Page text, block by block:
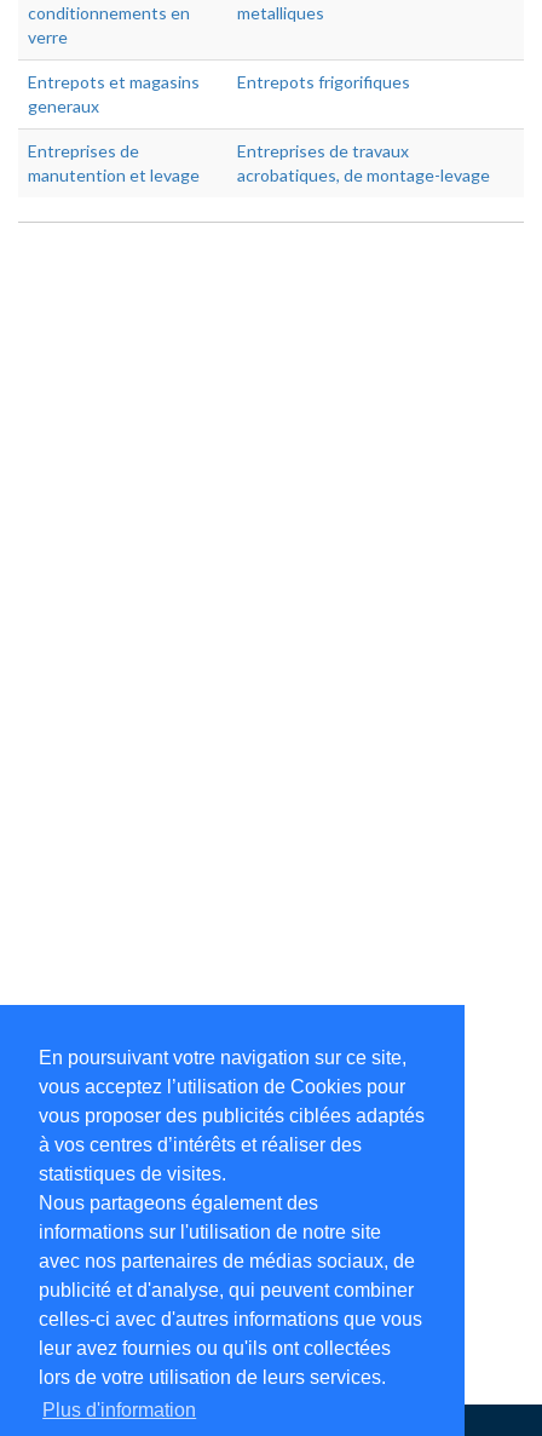
En poursuivant votre navigation sur ce site,
vous acceptez l’utilisation de Cookies pour
vous proposer des publicités ciblées adaptés
à vos centres d’intérêts et réaliser des
statistiques de visites.
Nous partageons également des
informations sur l'utilisation de notre site
avec nos partenaires de médias sociaux, de
publicité et d'analyse, qui peuvent combiner
celles-ci avec d'autres informations que vous
leur avez fournies ou qu'ils ont collectées
lors de votre utilisation de leurs services.
Plus d'information
conditionnements en
verre
metalliques
Entrepots et magasins
generaux
Entrepots frigorifiques
Entreprises de
manutention et levage
Entreprises de travaux
acrobatiques, de montage-levage